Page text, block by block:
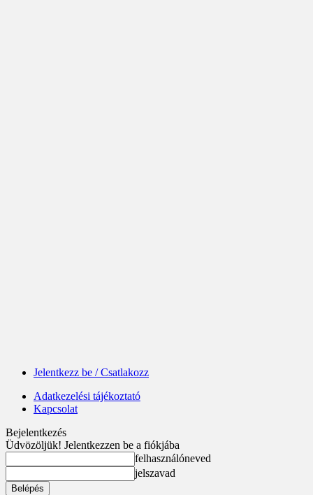
Jelentkezz be / Csatlakozz
Adatkezelési tájékoztató
Kapcsolat
Bejelentkezés
Üdvözöljük! Jelentkezzen be a fiókjába
felhasználóneved
jelszavad